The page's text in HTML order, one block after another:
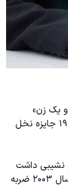
مرد و یک زن»
ساخته کلود للوش بازی کرد که در سال ۱۹۶۶ جایزه نخل
نشیبی داشت
و پس از مرگ دخترش ماری ترنتینیان در سال ۲۰۰۳ ضربه